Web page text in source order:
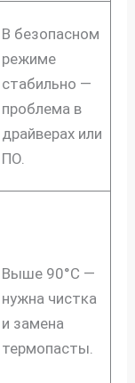
В безопасном
режиме
стабильно —
проблема в
драйверах или
ПО.
Выше 90°C —
нужна чистка
и замена
термопасты.